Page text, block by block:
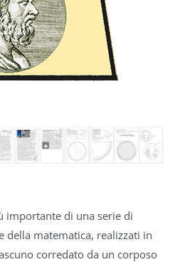
importante di una serie di
della matematica, realizzati in
corredato da un corposo